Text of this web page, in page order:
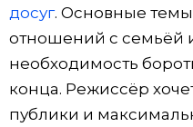
досуг. Основные темы
отношений с семьёй
необходимость
конца. Режиссёр
публики и